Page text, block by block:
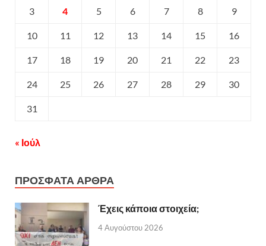
3 4 5 6 7 8 9
10 11 12 13 14 15 16
17 18 19 20 21 22 23
24 25 26 27 28 29 30
31
« Ιούλ
ΠΡΟΣΦΑΤΑ ΑΡΘΡΑ
Έχεις κάποια στοιχεία;
4 Αυγούστου 2026